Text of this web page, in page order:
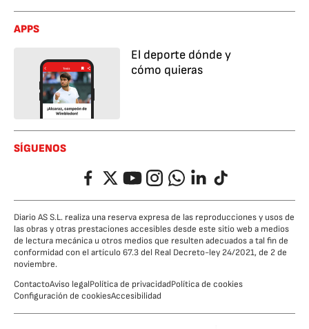
APPS
El deporte dónde y
cómo quieras
SÍGUENOS
FacebookTwitterYouTubeInstagramWhatsappLinkedIn
TikTok
Diario AS S.L. realiza una reserva expresa de las reproducciones y usos de
las obras y otras prestaciones accesibles desde este sitio web a medios
de lectura mecánica u otros medios que resulten adecuados a tal fin de
conformidad con el artículo 67.3 del Real Decreto-ley 24/2021, de 2 de
noviembre.
ContactoAviso legalPolítica de privacidadPolítica de cookies
Configuración de cookiesAccesibilidad